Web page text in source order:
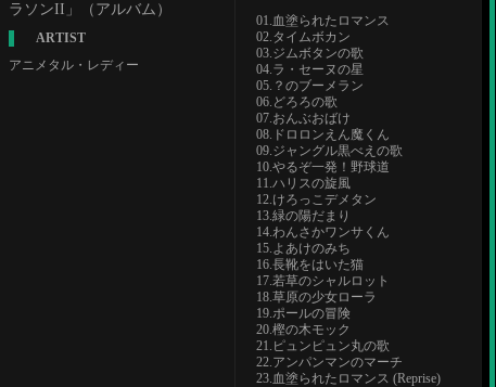
ラソンII」（アルバム）
ARTIST
アニメタル・レディー
01.血塗られたロマンス
02.タイムボカン
03.ジムボタンの歌
04.ラ・セーヌの星
05.？のブーメラン
06.どろろの歌
07.おんぶおばけ
08.ドロロンえん魔くん
09.ジャングル黒べえの歌
10.やるぞ一発！野球道
11.ハリスの旋風
12.けろっこデメタン
13.緑の陽だまり
14.わんさかワンサくん
15.よあけのみち
16.長靴をはいた猫
17.若草のシャルロット
18.草原の少女ローラ
19.ポールの冒険
20.樫の木モック
21.ピュンピュン丸の歌
22.アンパンマンのマーチ
23.血塗られたロマンス (Reprise)